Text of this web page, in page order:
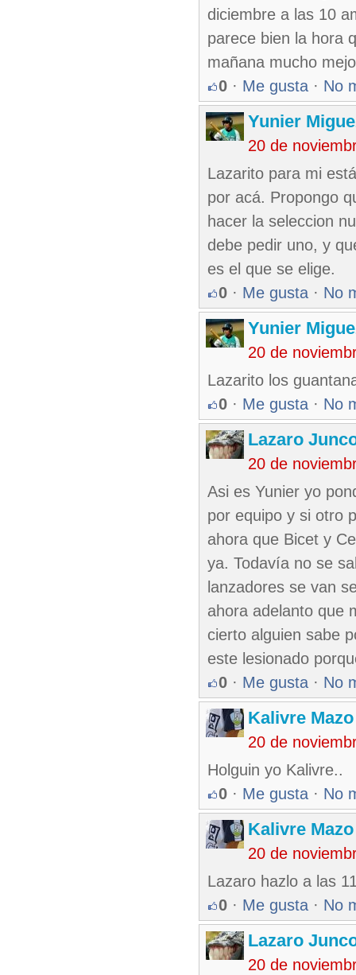
diciembre a las 10
parece bien la hora
mañana mucho
0 · Me gusta · No
Yunier
20 de
Lazarito para mi
por acá. Propongo
hacer la seleccion
debe pedir uno, y
es el que se elige.
0 · Me gusta · No
Yunier
20 de
Lazarito los
0 · Me gusta · No
Lazaro
20 de
Asi es Yunier yo
por equipo y si otro
ahora que Bicet y
ya. Todavía no se
lanzadores se van
ahora adelanto que
cierto alguien sabe
este lesionado
0 · Me gusta · No
Kalivre
20 de
Holguin yo Kalivre..
0 · Me gusta · No
Kalivre
20 de
Lazaro hazlo a las
0 · Me gusta · No
Lazaro
20 de